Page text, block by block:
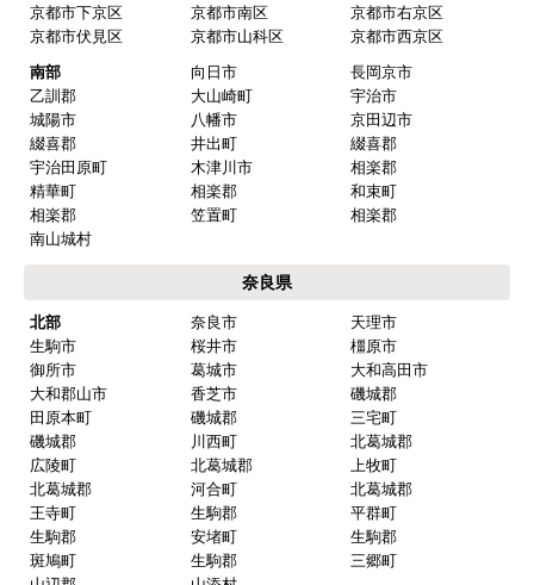
京都市下京区
京都市南区
京都市右京区
京都市伏見区
京都市山科区
京都市西京区
南部
向日市
長岡京市
乙訓郡
大山崎町
宇治市
城陽市
八幡市
京田辺市
綴喜郡
井出町
綴喜郡
宇治田原町
木津川市
相楽郡
精華町
相楽郡
和束町
相楽郡
笠置町
相楽郡
南山城村
奈良県
北部 奈良市
天理市
生駒市
桜井市
橿原市
御所市
葛城市
大和高田市
大和郡山市
香芝市
磯城郡
田原本町
磯城郡
三宅町
磯城郡
川西町
北葛城郡
広陵町
北葛城郡
上牧町
北葛城郡
河合町
北葛城郡
王寺町
生駒郡
平群町
生駒郡
安堵町
生駒郡
斑鳩町
生駒郡
三郷町